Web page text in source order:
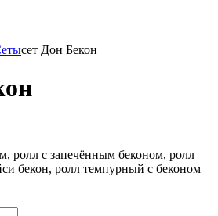
сет Дон Бекон
ролл с запечённым беконом, ролл
бекон, ролл темпурный с беконом